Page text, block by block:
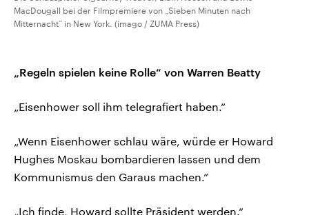
MacDougall bei der Filmpremiere von „Sieben Minuten nach
Mitternacht“ in New York. (imago / ZUMA Press)
„Regeln spielen keine Rolle“ von Warren Beatty
„Eisenhower soll ihm telegrafiert haben.“
„Wenn Eisenhower schlau wäre, würde er Howard
Hughes Moskau bombardieren lassen und dem
Kommunismus den Garaus machen.“
„Ich finde, Howard sollte Präsident werden.“